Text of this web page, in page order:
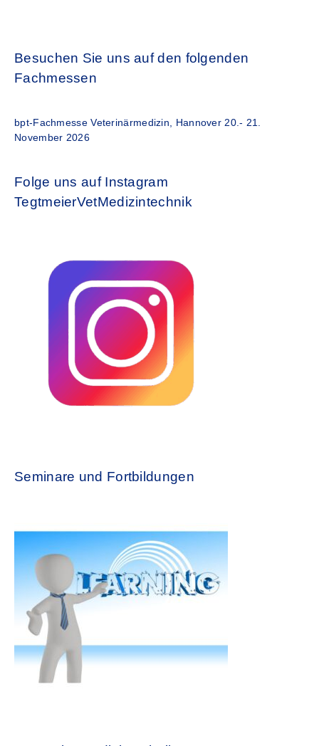
Besuchen Sie uns auf den folgenden
Fachmessen
bpt-Fachmesse Veterinärmedizin, Hannover 20.- 21.
November 2026
Folge uns auf Instagram
TegtmeierVetMedizintechnik
Seminare und Fortbildungen